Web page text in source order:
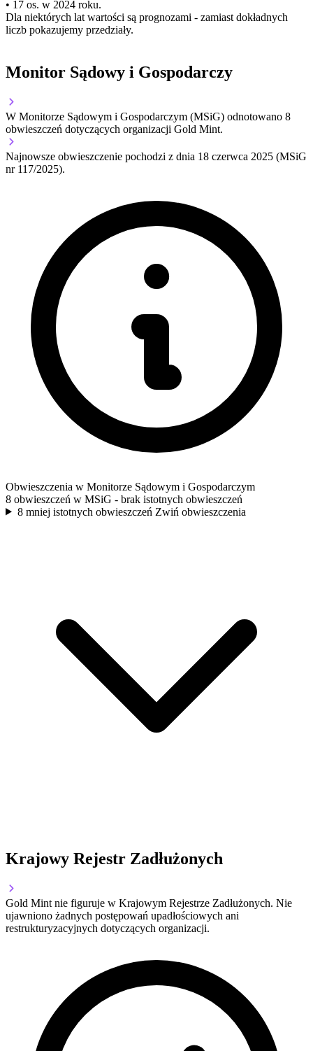
• 17 os. w 2024 roku.
Dla niektórych lat wartości są prognozami - zamiast dokładnych
liczb pokazujemy przedziały.
Monitor Sądowy i Gospodarczy
W Monitorze Sądowym i Gospodarczym (MSiG) odnotowano 8
obwieszczeń dotyczących organizacji Gold Mint.
Najnowsze obwieszczenie pochodzi z dnia 18 czerwca 2025 (MSiG
nr 117/2025).
Obwieszczenia w Monitorze Sądowym i Gospodarczym
8 obwieszczeń w MSiG - brak istotnych obwieszczeń
8 mniej istotnych obwieszczeń Zwiń obwieszczenia
Krajowy Rejestr Zadłużonych
Gold Mint nie figuruje w Krajowym Rejestrze Zadłużonych. Nie
ujawniono żadnych postępowań upadłościowych ani
restrukturyzacyjnych dotyczących organizacji.